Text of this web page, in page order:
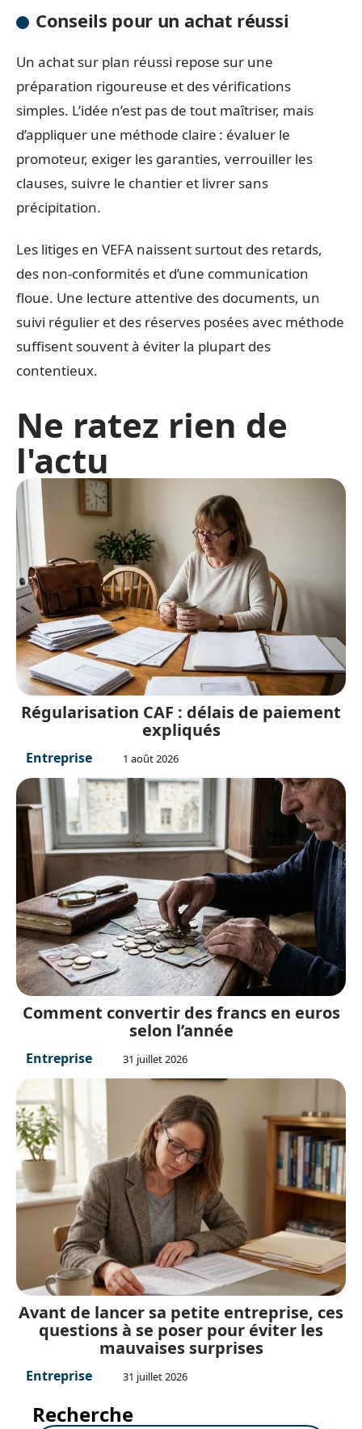
Conseils pour un achat réussi
Un achat sur plan réussi repose sur une
préparation rigoureuse et des vérifications
simples. L’idée n’est pas de tout maîtriser, mais
d’appliquer une méthode claire : évaluer le
promoteur, exiger les garanties, verrouiller les
clauses, suivre le chantier et livrer sans
précipitation.
Les litiges en VEFA naissent surtout des retards,
des non-conformités et d’une communication
floue. Une lecture attentive des documents, un
suivi régulier et des réserves posées avec méthode
suffisent souvent à éviter la plupart des
contentieux.
Ne ratez rien de
l'actu
Régularisation CAF : délais de paiement
expliqués
Entreprise 1 août 2026
Comment convertir des francs en euros
selon l’année
Entreprise 31 juillet 2026
Avant de lancer sa petite entreprise, ces
questions à se poser pour éviter les
mauvaises surprises
Entreprise 31 juillet 2026
Recherche